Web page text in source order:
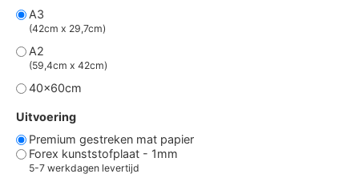
A3
(42cm x 29,7cm)
A2
(59,4cm x 42cm)
40x60cm
Uitvoering
Premium gestreken mat papier
Forex kunststofplaat - 1mm
5-7 werkdagen levertijd